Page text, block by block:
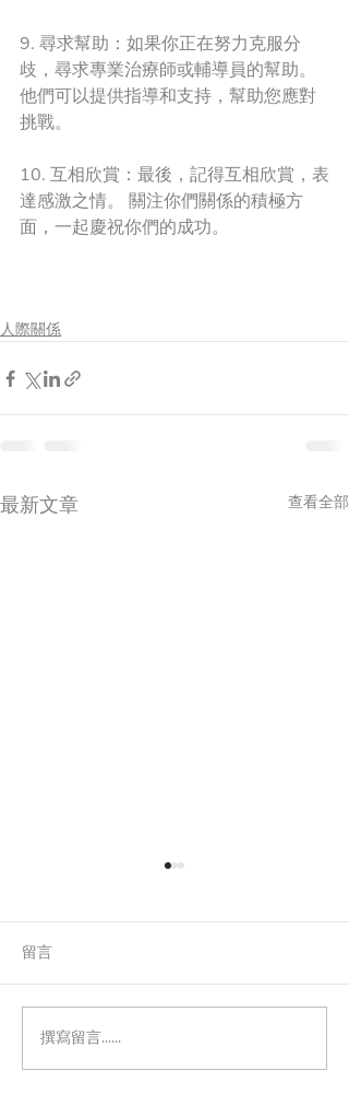
9. 尋求幫助：如果你正在努力克服分
歧，尋求專業治療師或輔導員的幫助。
他們可以提供指導和支持，幫助您應對
挑戰。
10. 互相欣賞：最後，記得互相欣賞，表
達感激之情。 關注你們關係的積極方
面，一起慶祝你們的成功。
人際關係
最新文章 查看全部
如何克服恐懼並讓自己光
芒閃耀
留言
撰寫留言......